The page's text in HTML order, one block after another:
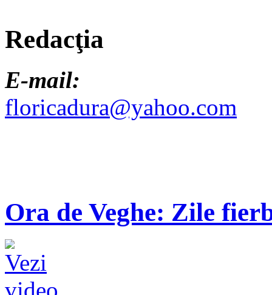
Redacţia
E-mail:
floricadura@yahoo.com
Ora de Veghe: Zile